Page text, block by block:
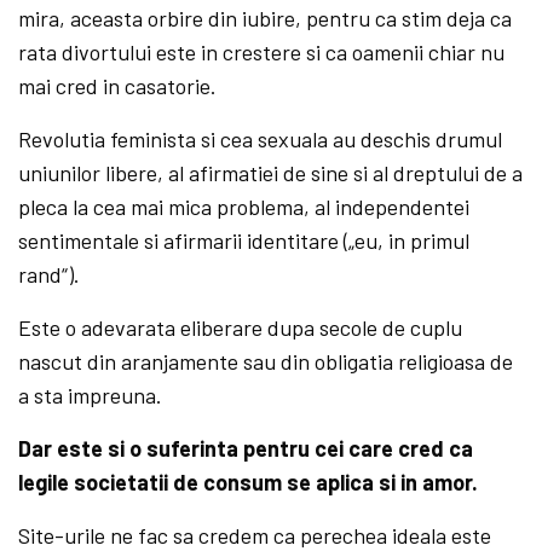
mira, aceasta orbire din iubire, pentru ca stim deja ca
rata divortului este in crestere si ca oamenii chiar nu
mai cred in casatorie.
Revolutia feminista si cea sexuala au deschis drumul
uniunilor libere, al afirmatiei de sine si al dreptului de a
pleca la cea mai mica problema, al independentei
sentimentale si afirmarii identitare („eu, in primul
rand“).
Este o adevarata eliberare dupa secole de cuplu
nascut din aranjamente sau din obligatia religioasa de
a sta impreuna.
Dar este si o suferinta pentru cei care cred ca
legile societatii de consum se aplica si in amor.
Site-urile ne fac sa credem ca perechea ideala este